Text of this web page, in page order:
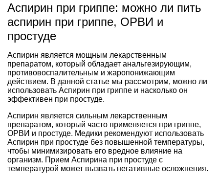
Аспирин при гриппе: можно ли пить
аспирин при гриппе, ОРВИ и
простуде
Аспирин является мощным лекарственным
препаратом, который обладает анальгезирующим,
противовоспалительным и жаропонижающим
действием. В данной статье мы рассмотрим, можно ли
использовать Аспирин при гриппе и насколько он
эффективен при простуде.
Аспирин является сильным лекарственным
препаратом, который часто применяется при гриппе,
ОРВИ и простуде. Медики рекомендуют использовать
Аспирин при простуде без повышенной температуры,
чтобы минимизировать его вредное влияние на
организм. Прием Аспирина при простуде с
температурой может вызвать негативные осложнения.